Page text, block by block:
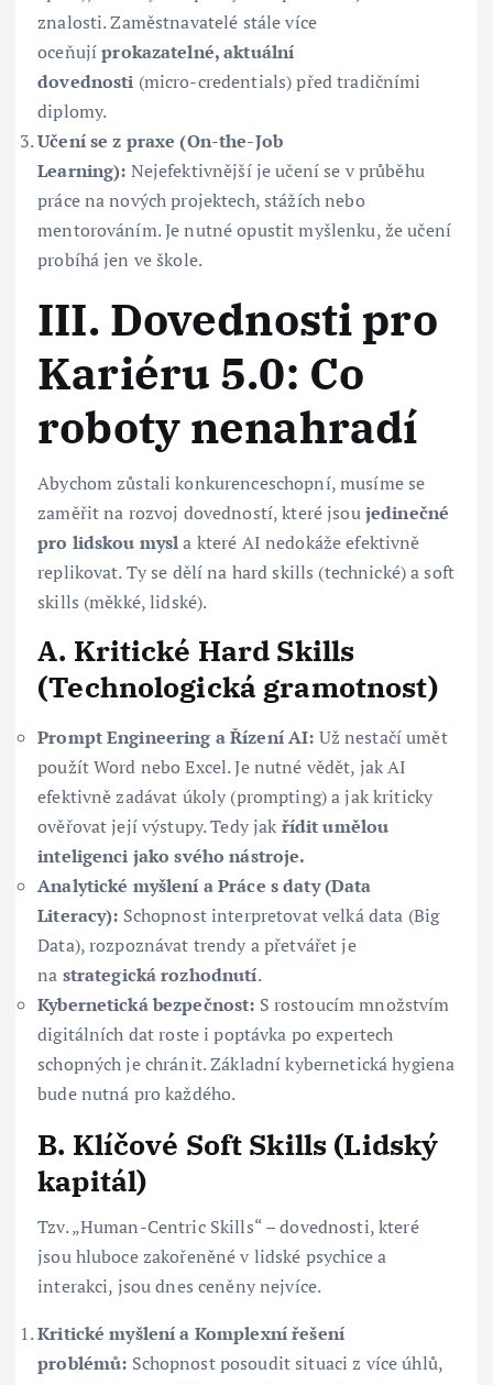
znalosti. Zaměstnavatelé stále více
oceňujíprokazatelné, aktuální
dovednosti (micro-credentials) před tradičními
diplomy.
Učení se z praxe (On-the-Job
Learning): Nejefektivnější je učení se v průběhu
práce na nových projektech, stážích nebo
mentorováním. Je nutné opustit myšlenku, že učení
probíhá jen ve škole.
III. Dovednosti pro
Kariéru 5.0: Co
roboty nenahradí
Abychom zůstali konkurenceschopní, musíme se
zaměřit na rozvoj dovedností, které jsoujedinečné
pro lidskou mysla které AI nedokáže efektivně
replikovat. Ty se dělí na hard skills (technické) a soft
skills (měkké, lidské).
A. Kritické Hard Skills
(Technologická gramotnost)
Prompt Engineering a Řízení AI: Už nestačí umět
použít Word nebo Excel. Je nutné vědět, jak AI
efektivně zadávat úkoly (prompting) a jak kriticky
ověřovat její výstupy. Tedy jak řídit umělou
inteligenci jako svého nástroje.
Analytické myšlení a Práce s daty (Data
Literacy): Schopnost interpretovat velká data (Big
Data), rozpoznávat trendy a přetvářet je
na strategická rozhodnutí.
Kybernetická bezpečnost: S rostoucím množstvím
digitálních dat roste i poptávka po expertech
schopných je chránit. Základní kybernetická hygiena
bude nutná pro každého.
B. Klíčové Soft Skills (Lidský
kapitál)
Tzv. „Human-Centric Skills“ – dovednosti, které
jsou hluboce zakořeněné v lidské psychice a
interakci, jsou dnes ceněny nejvíce.
Kritické myšlení a Komplexní řešení
problémů: Schopnost posoudit situaci z více úhlů,